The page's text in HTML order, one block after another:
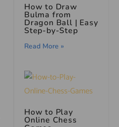
How to Draw
Bulma from
Dragon Ball | Easy
Step-by-Step
Read More »
How to Play
Online Chess